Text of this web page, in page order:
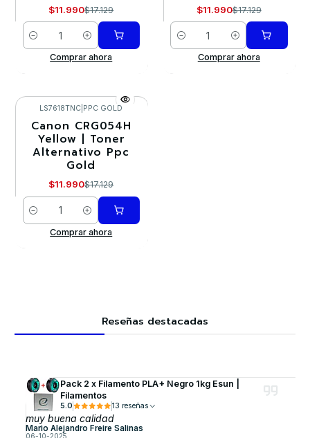
$11.990$17.129
Cantidad
Comprar ahora
$11.990$17.129
Cantidad
Comprar ahora
-30%
LS7618TNC PPC GOLD
Canon CRG054H
Yellow | Toner
Alternativo Ppc
Gold
$11.990$17.129
Cantidad
Comprar ahora
Reseñas destacadas
Pack 2 x Filamento PLA+ Negro 1kg Esun |
Filamentos
5.0 13 reseñas
muy buena calidad
Mario Alejandro Freire Salinas
06-10-2025